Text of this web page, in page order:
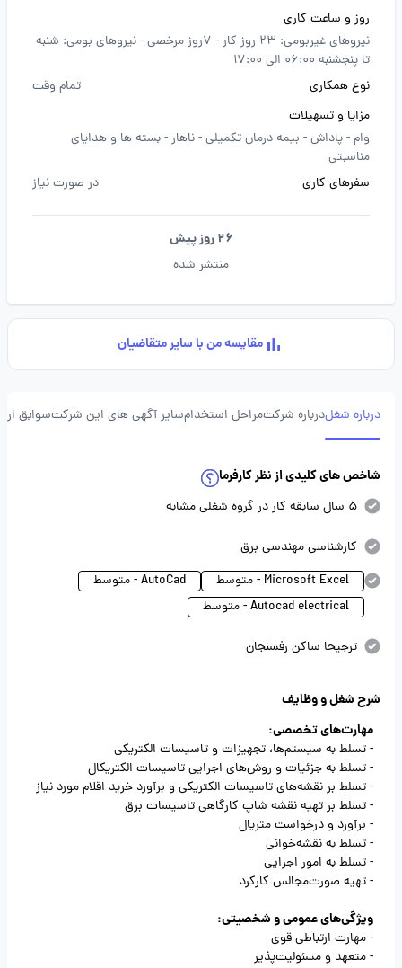
روز و ساعت کاری
نیروهای غیربومی: 23 روز کار - 7روز مرخصی - نیروهای بومی: شنبه
تا پنجشنبه 06:00 الی 17:00
نوع همکاری
تمام وقت
مزایا و تسهیلات
وام -پاداش - بیمه درمان تکمیلی -ناهار -بسته ها و هدایای
مناسبتی
سفرهای کاری
در صورت نیاز
26 روز پیش
منتشر شده
مقایسه من با سایر متقاضیان
درباره شغلدرباره شرکتمراحل استخدامسایر آگهی های این شرکتسوابق
شاخص های کلیدی از نظر کارفرما
5 سال سابقه کار در گروه شغلی مشابه
کارشناسی مهندسی برق
Microsoft Excel - متوسط
AutoCad - متوسط
Autocad electrical - متوسط
ترجیحا ساکن رفسنجان
شرح شغل و وظایف
مهارت‌های تخصصی:
- تسلط به سیستم‌ها، تجهیزات و تاسیسات الکتریکی
- تسلط به جزئیات و روش‌های اجرایی تاسیسات الکتریکال
- تسلط بر نقشه‌های تاسیسات الکتریکی و برآورد خرید اقلام مورد نیاز
- تسلط بر تهیه نقشه شاپ کارگاهی تاسیسات برق
- برآورد و درخواست متریال
- تسلط به نقشه‌خوانی
- تسلط به امور اجرایی
- تهیه صورت‌مجالس کارکرد
ویژگی‌های عمومی و شخصیتی:
- مهارت ارتباطی قوی
- متعهد و مسئولیت‌پذیر